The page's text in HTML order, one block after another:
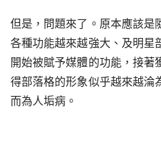
但是，問題來了。原本應該是
各種功能越來越強大、及明星
開始被賦予媒體的功能，接
得部落格的形象似乎越來越淪
而為人垢病。